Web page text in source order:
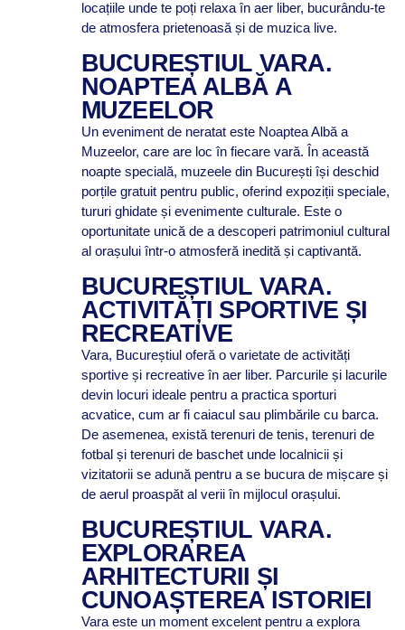
locațiile unde te poți relaxa în aer liber, bucurându-te
de atmosfera prietenoasă și de muzica live.
BUCUREȘTIUL VARA.
NOAPTEA ALBĂ A
MUZEELOR
Un eveniment de neratat este Noaptea Albă a
Muzeelor, care are loc în fiecare vară. În această
noapte specială, muzeele din București își deschid
porțile gratuit pentru public, oferind expoziții speciale,
tururi ghidate și evenimente culturale. Este o
oportunitate unică de a descoperi patrimoniul cultural
al orașului într-o atmosferă inedită și captivantă.
BUCUREȘTIUL VARA.
ACTIVITĂȚI SPORTIVE ȘI
RECREATIVE
Vara, Bucureștiul oferă o varietate de activități
sportive și recreative în aer liber. Parcurile și lacurile
devin locuri ideale pentru a practica sporturi
acvatice, cum ar fi caiacul sau plimbările cu barca.
De asemenea, există terenuri de tenis, terenuri de
fotbal și terenuri de baschet unde localnicii și
vizitatorii se adună pentru a se bucura de mișcare și
de aerul proaspăt al verii în mijlocul orașului.
BUCUREȘTIUL VARA.
EXPLORAREA
ARHITECTURII ȘI
CUNOAȘTEREA ISTORIEI
Vara este un moment excelent pentru a explora